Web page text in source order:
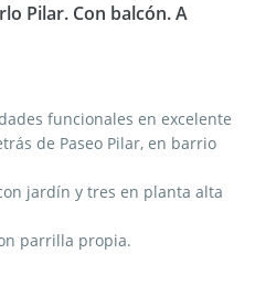
Pilar. Con balcón. A
funcionales en excelente
de Paseo Pilar, en barrio
jardín y tres en planta alta
parrilla propia.